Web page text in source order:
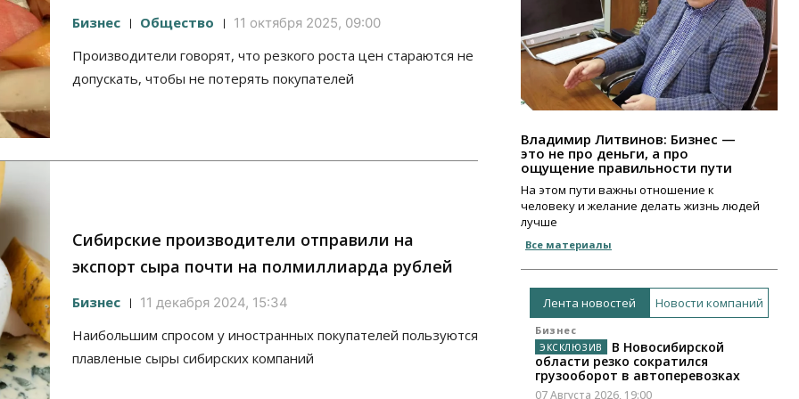
Бизнес Общество 11 октября 2025, 09:00
Производители говорят, что резкого роста цен стараются не
допускать, чтобы не потерять покупателей
Сибирские производители отправили на
экспорт сыра почти на полмиллиарда рублей
Бизнес 11 декабря 2024, 15:34
Наибольшим спросом у иностранных покупателей пользуются
плавленые сыры сибирских компаний
Владимир Литвинов: Бизнес —
это не про деньги, а про
ощущение правильности пути
На этом пути важны отношение к
человеку и желание делать жизнь людей
лучше
Все материалы
Лента новостей Новости компаний
Бизнес
В Новосибирской
области резко сократился
грузооборот в автоперевозках
07 Августа 2026, 19:00